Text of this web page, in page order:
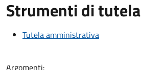
Strumenti di tutela
Tutela amministrativa
Argomenti: